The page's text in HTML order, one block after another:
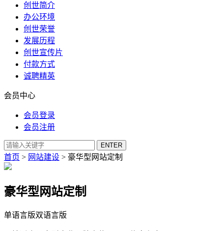
创世简介
办公环境
创世荣誉
发展历程
创世宣传片
付款方式
诚聘精英
会员中心
会员登录
会员注册
首页 > 网站建设 > 豪华型网站定制
豪华型网站定制
单语言版双语言版